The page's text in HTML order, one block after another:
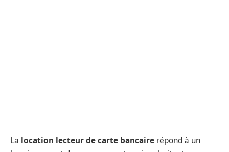
La location lecteur de carte bancaire répond à un